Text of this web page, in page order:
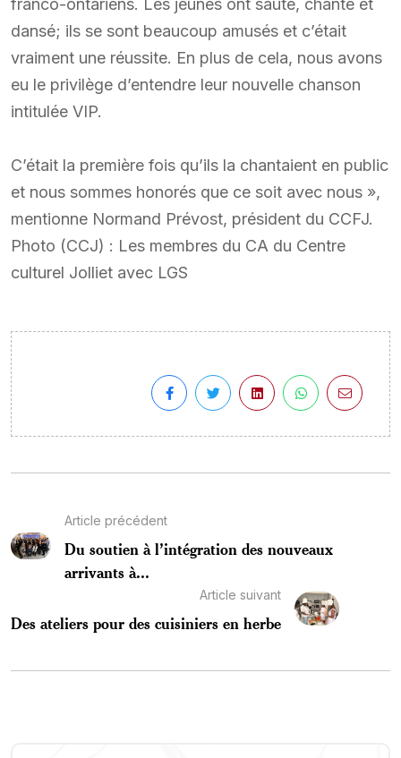
dansé; ils se sont beaucoup amusés et c’était
vraiment une réussite. En plus de cela, nous avons
eu le privilège d’entendre leur nouvelle chanson
intitulée VIP.
C’était la première fois qu’ils la chantaient en public
et nous sommes honorés que ce soit avec nous »,
mentionne Normand Prévost, président du CCFJ.
Photo (CCJ) : Les membres du CA du Centre
culturel Jolliet avec LGS
Article précédent
Du soutien à l’intégration des nouveaux
arrivants à...
Article suivant
Des ateliers pour des cuisiniers en herbe